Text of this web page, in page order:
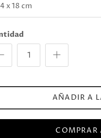
x 18 cm
AÑADIR A
COMPRAR